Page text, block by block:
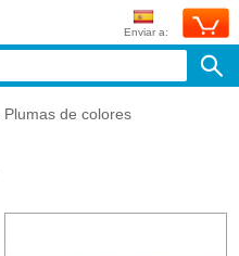
Enviar a:
Plumas de colores